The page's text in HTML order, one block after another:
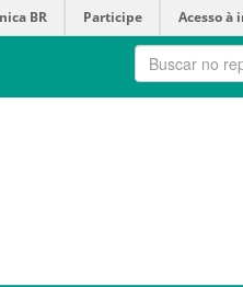
BR Participe Acesso à